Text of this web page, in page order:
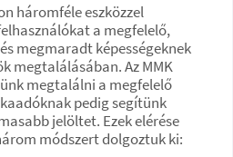
háromféle eszközzel
a megfelelő,
megmaradt képességeknek
megtalálásában. Az MMK
megtalálni a megfelelő
pedig segítünk
jelöltet. Ezek elérése
módszert dolgoztuk ki: